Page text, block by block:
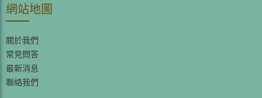
網站地圖
關於我們
常見問答
最新消息
聯絡我們